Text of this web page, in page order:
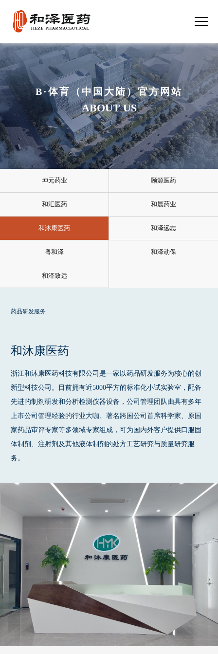
B·体育（中国大陆）官方网站
ABOUT US
坤元药业 颐源医药
和汇医药 和晨药业
和沐康医药 和泽远志
粤和泽 和泽动保
和泽致远
药品研发服务
和沐康医药
浙江和沐康医药科技有限公司是一家以药品研发服务为核心的创
新型科技公司。目前拥有近5000平方的标准化小试实验室，配备
先进的制剂研发和分析检测仪器设备，公司管理团队由具有多年
上市公司管理经验的行业大咖、著名跨国公司首席科学家、原国
家药品审评专家等多领域专家组成，可为国内外客户提供口服固
体制剂、注射剂及其他液体制剂的处方工艺研究与质量研究服
务。